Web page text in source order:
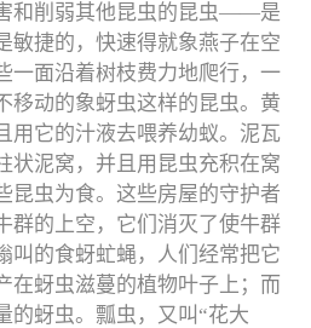
和削弱其他昆虫的昆虫——是
敏捷的，快速得就象燕子在空
一面沿着树枝费力地爬行，一
移动的象蚜虫这样的昆虫。黄
用它的汁液去喂养幼蚁。泥瓦
状泥窝，并且用昆虫充积在窝
昆虫为食。这些房屋的守护者
群的上空，它们消灭了使牛群
叫的食蚜虻蝇，人们经常把它
在蚜虫滋蔓的植物叶子上；而
的蚜虫。瓢虫，又叫“花大